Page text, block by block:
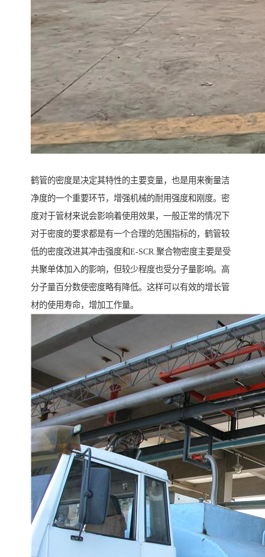
鹤管的密度是决定其特性的主要变量，也是用来衡量洁
净度的一个重要环节，增强机械的耐用强度和刚度。密
度对于管材来说会影响着使用效果，一般正常的情况下
对于密度的要求都是有一个合理的范围指标的，鹤管较
低的密度改进其冲击强度和E-SCR.聚合物密度主要是受
共聚单体加入的影响，但较少程度也受分子量影响。高
分子量百分数使密度略有降低。这样可以有效的增长管
材的使用寿命，增加工作量。